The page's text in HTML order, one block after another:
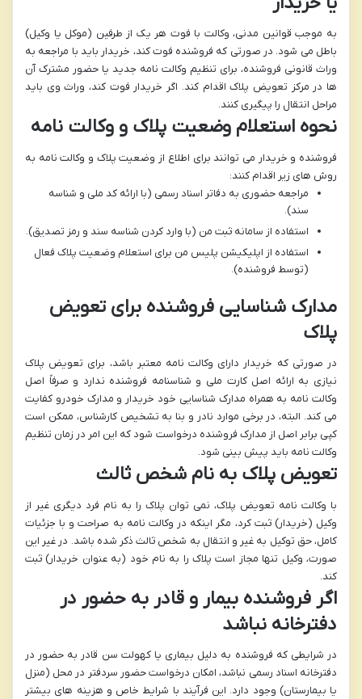
به موجب قوانین مدنی، وکالت با فوت هر یک از طرفین (موکل یا وکیل)
باطل می شود. در صورتی که فروشنده فوت کند، خریدار باید با مراجعه به
وراث قانونی فروشنده، برای تنظیم وکالت نامه جدید یا حضور مشترک آن
ها در مرکز تعویض پلاک اقدام کند. اگر خریدار فوت کند، وراث وی باید
مراحل انتقال را پیگیری کنند.
نحوه استعلام وضعیت پلاک و وکالت نامه
فروشنده و خریدار می توانند برای اطلاع از وضعیت پلاک و وکالت نامه به
روش های زیر اقدام کنند:
مراجعه حضوری به دفاتر اسناد رسمی (با ارائه کد ملی و شناسه
سند).
استفاده از سامانه ثبت من (با وارد کردن شناسه سند و رمز تصدیق).
استفاده از اپلیکیشن پلیس من برای استعلام وضعیت پلاک فعال
(توسط فروشنده).
مدارک شناسایی فروشنده برای تعویض
پلاک
در صورتی که خریدار دارای وکالت نامه معتبر باشد، برای تعویض پلاک
نیازی به ارائه اصل کارت ملی و شناسنامه فروشنده ندارد و صرفاً اصل
وکالت نامه به همراه مدارک شناسایی خود خریدار و مدارک خودرو کفایت
می کند. البته، در برخی موارد نادر و بنا به تشخیص کارشناس، ممکن است
کپی برابر اصل از مدارک فروشنده درخواست شود که این امر در زمان تنظیم
وکالت نامه باید پیش بینی شود.
تعویض پلاک به نام شخص ثالث
با وکالت نامه تعویض پلاک، نمی توان پلاک را به نام فرد دیگری غیر از
وکیل (خریدار) ثبت کرد، مگر اینکه در وکالت نامه به صراحت و با جزئیات
کامل،حق توکیل به غیر و انتقال به شخص ثالث ذکر شده باشد. در غیر این
صورت، وکیل تنها مجاز است پلاک را به نام خود (به عنوان خریدار) ثبت
کند.
اگر فروشنده بیمار و قادر به حضور در
دفترخانه نباشد
در شرایطی که فروشنده به دلیل بیماری یا کهولت سن قادر به حضور در
دفترخانه اسناد رسمی نباشد، امکان درخواستحضور سردفتر در محل (منزل
یا بیمارستان) وجود دارد. این فرآیند با شرایط خاص و هزینه های بیشتر